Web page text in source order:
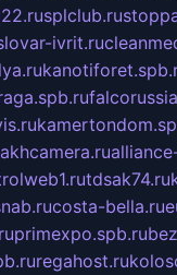
splclub.ru
ivrit.ru
tdsak74.ru
costa-bella.ru
primexpo.spb.ru
regahost.ru